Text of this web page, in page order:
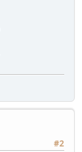
#2